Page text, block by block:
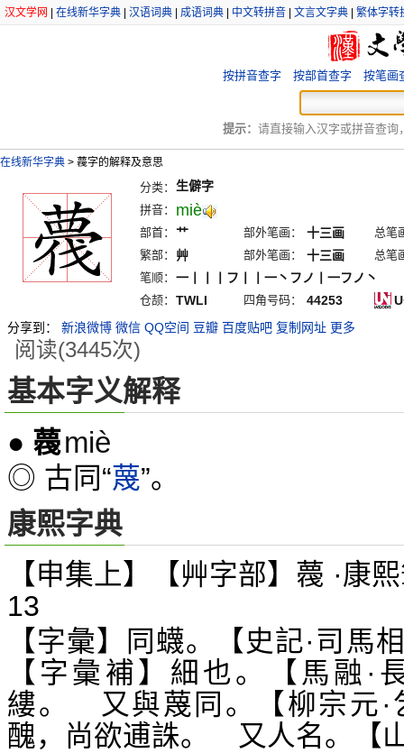
汉文学网 在线新华字典 汉语词典 成语词典 中文转拼音 文言文字典 繁体字转
按拼音查字 按部首查字 按笔画
提示： 请直接输入汉字或拼音查询
在线新华字典 > 薎字的解释及意思
分类： 生僻字
拼音： miè
部首： 艹 部外笔画： 十三画
总笔
繁部：
艸 部外笔画： 十三画
总笔
笔顺： 一丨丨丨フ丨丨一丶フノ丨一フノ丶
仓颉： TWLI 四角号码： 44253
分享到：
新浪微博 微信 QQ空间 豆瓣 百度贴吧 复制网址 更多
阅读(3445次)
基本字义解释
● 薎miè
◎ 古同“蔑”。
康熙字典
【申集上】【艸字部】薎 ·康
13
【字彙】同蠛。【史記·司
【字彙補】細也。【馬融·
縷。 又與蔑同。【柳宗元·
醜，尚欲逋誅。 又人名。【